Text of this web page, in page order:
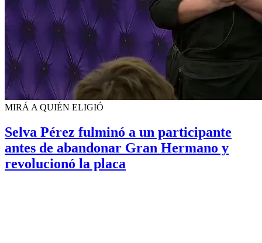
MIRÁ A QUIÉN ELIGIÓ
Selva Pérez fulminó a un participante
antes de abandonar Gran Hermano y
revolucionó la placa